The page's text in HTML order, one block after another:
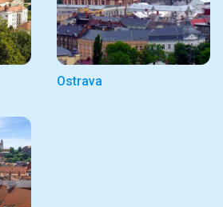
Ostrava